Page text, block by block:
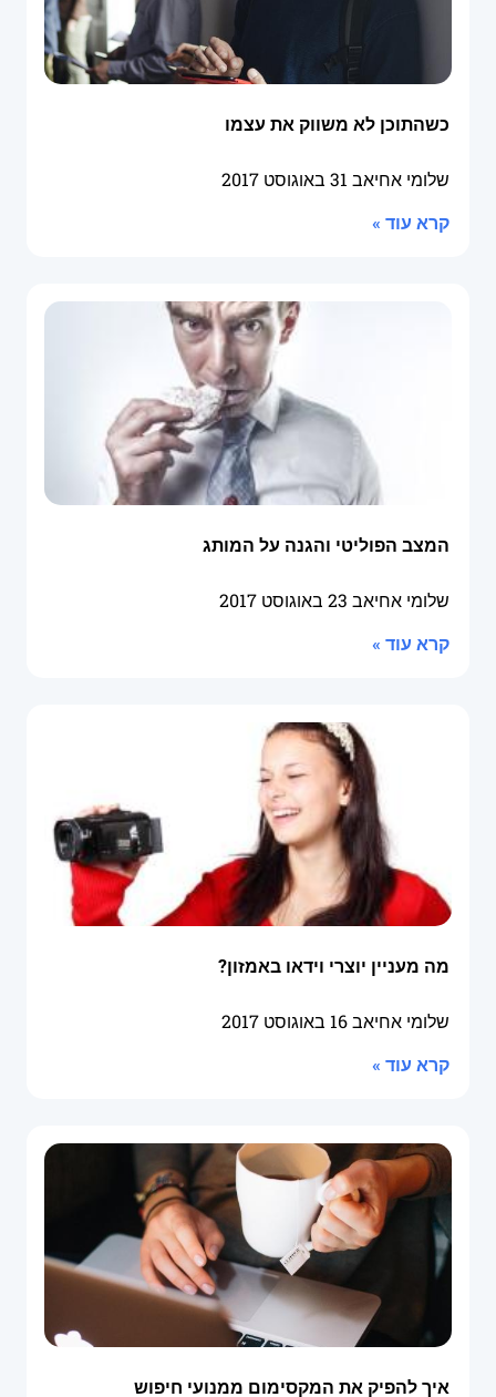
כשהתוכן לא משווק את עצמו
שלומי אחיאב 31 באוגוסט 2017
קרא עוד »
המצב הפוליטי והגנה על המותג
שלומי אחיאב 23 באוגוסט 2017
קרא עוד »
מה מעניין יוצרי וידאו באמזון?
שלומי אחיאב16 באוגוסט 2017
קרא עוד »
איך להפיק את המקסימום ממנועי חיפוש